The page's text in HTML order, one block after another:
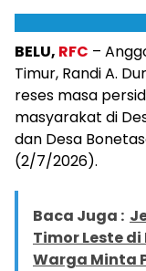
BELU, RFC –
Timur, Randi A.
reses masa
masyarakat di
dan Desa
(2/7/2026).
Baca Juga :
Timor Leste
Warga Minta